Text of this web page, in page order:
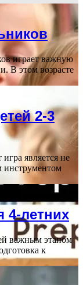
играет важную
В этом возрасте
2-3
является не
инструментом
4-летних
важным этапом
к